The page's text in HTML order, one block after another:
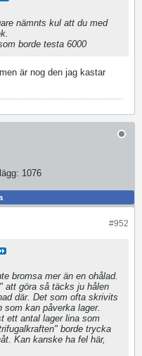
nämnts kul att du med
borde testa 6000
är nog den jag kastar
1076
#952
bromsa mer än en ohålad.
att göra så täcks ju hålen
där. Det som ofta skrivits
kan påverka lager.
ett antal lager lina som
borde trycka
Kan kanske ha fel här,